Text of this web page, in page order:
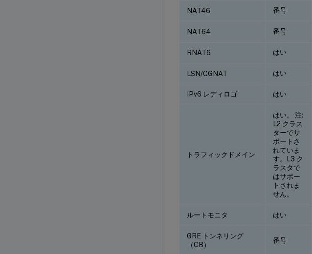
NAT46 番号
NAT64 番号
RNAT6 はい
LSN/CGNAT はい
IPv6 レディロゴ はい
トラフィックドメイン
はい。 注:
L2 クラス
ターでサ
ポートさ
れていま
す。L3 ク
ラスタで
はサポー
トされま
せん。
ルートモニタ はい
GRE トンネリング
（CB）
番号